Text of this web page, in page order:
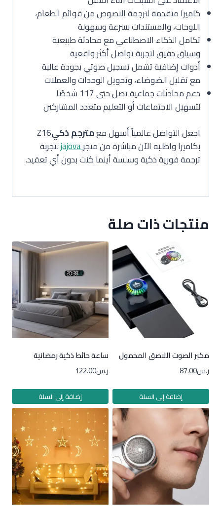
كاميرا متقدمة لترجمة النصوص من قوائم الطعام،
اللوحات، والمستندات بسرعة وسهولة
تكامل الذكاء الاصطناعي مع محادثة طبيعية
وسياق دقيق لتجربة تواصل أكثر واقعية
أدوات إضافية تشمل تسجيل صوتي بجودة عالية
مع تقليل الضوضاء، وتحويل الوحدات والعملات
دعم محادثات جماعية تصل حتى 117 شخصًا
لتسهيل الاجتماعات أو التعليم متعدد المشاركين
اجعل التواصل عالمياً أسهل معمترجم ذكيZ16
بكاميرا واطلبه الآن مباشرة من متجرjajovaلتجربة
ترجمة فورية ذكية وسلسة أينما كنت بدون أي تعقيد.
منتجات ذات صلة
مكبر الصوت اللاصق المحمول
ر.س87.00
إضافة إلى السلة
ساعة حائط ذكية رمضانية
ر.س122.00
إضافة إلى السلة